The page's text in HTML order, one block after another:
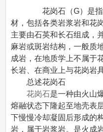
花岗石（G）是指
材，包括各类岩浆岩和花
主要由石英和长石组成，
麻岩或斑岩结构，一般质
成岩，在地质学上不属于
长岩、在商业上与花岗岩
总述花岗石
花岗石是一种由火山
熔融状态下隆起至地壳表
下慢慢冷却凝固后形成的
岩，属于岩浆岩。是火成